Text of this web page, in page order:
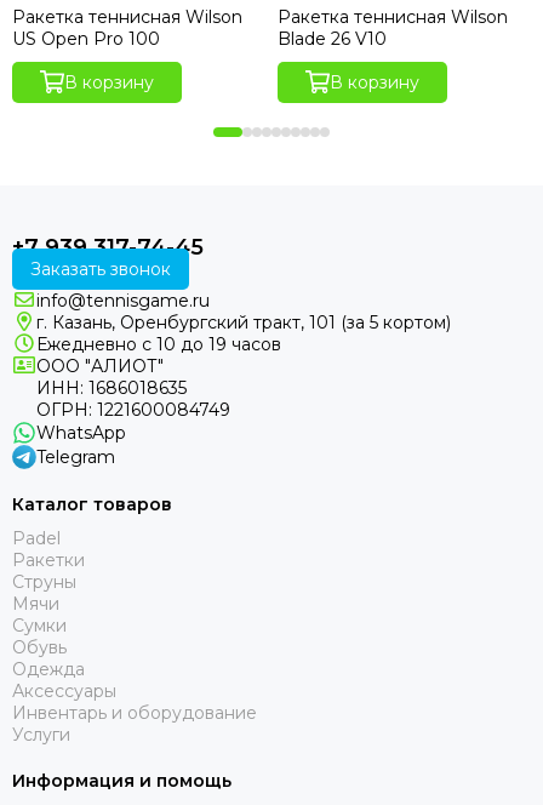
Ракетка теннисная Wilson
US Open Pro 100
В корзину
Ракетка теннисная Wilson
Blade 26 V10
В корзину
+7 939 317-74-45
Заказать звонок
info@tennisgame.ru
г. Казань, Оренбургский тракт, 101 (за 5 кортом)
Ежедневно с 10 до 19 часов
ООО "АЛИОТ"
ИНН: 1686018635
ОГРН: 1221600084749
WhatsApp
Telegram
Каталог товаров
Padel
Ракетки
Струны
Мячи
Сумки
Обувь
Одежда
Аксессуары
Инвентарь и оборудование
Услуги
Информация и помощь